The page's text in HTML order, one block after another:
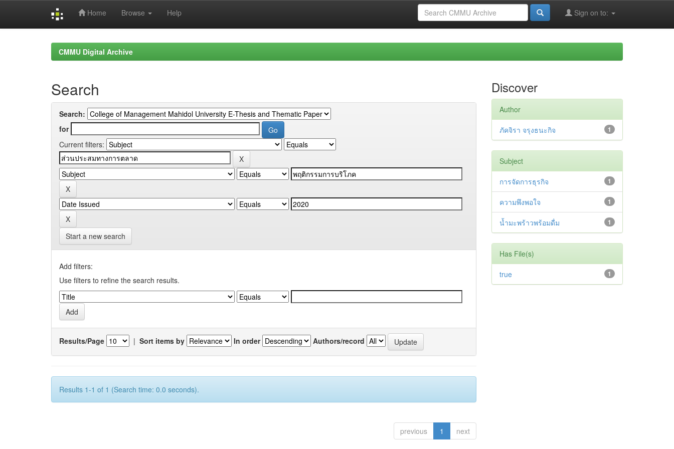
Home Browse Help Sign on to:
CMMU Digital Archive
Search
Search:
for
Current filters:
Start a new search
Add filters:
Use filters to refine the search results.
Results/Page | Sort items by In order Authors/record
Results 1-1 of 1 (Search time: 0.0 seconds).
previous 1 next
Discover
Author
1
ภัคจิรา จรุงธนะกิจ
Subject
1
การจัดการธุรกิจ
1
ความพึงพอใจ
1
น้ำมะพร้าวพร้อมดื่ม
Has File(s)
1
true